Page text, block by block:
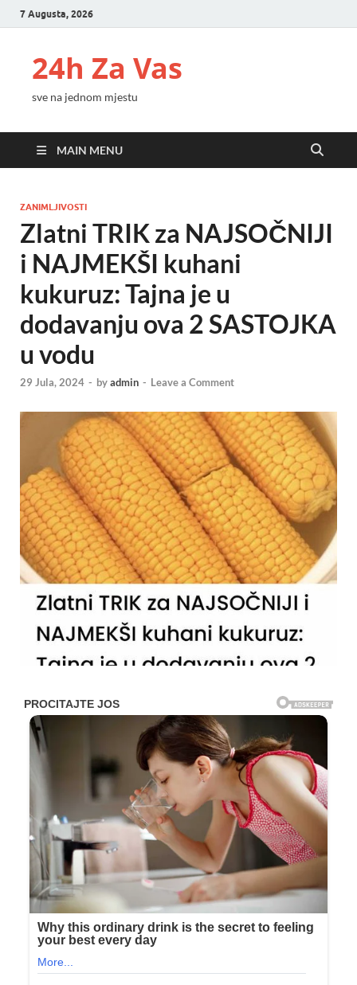
7 Augusta, 2026
24h Za Vas
sve na jednom mjestu
MAIN MENU
ZANIMLJIVOSTI
Zlatni TRIK za NAJSOČNIJI
i NAJMEKŠI kuhani
kukuruz: Tajna je u
dodavanju ova 2 SASTOJKA
u vodu
29 Jula, 2024 - byadmin - Leave a Comment